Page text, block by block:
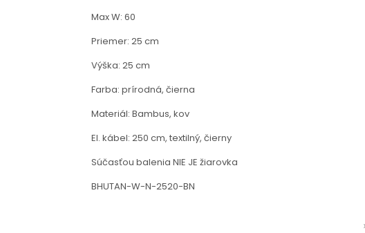
Max W: 60
Priemer: 25 cm
Výška: 25 cm
Farba: prírodná, čierna
Materiál: Bambus, kov
El. kábel: 250 cm, textilný, čierny
Súčasťou balenia NIE JE žiarovka
BHUTAN-W-N-2520-BN